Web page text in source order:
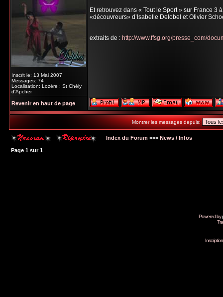
Inscrit le: 13 Mai 2007
Messages: 74
Localisation: Lozère : St Chély
d'Apcher
Et retrouvez dans « Tout le Sport » sur France 3
«découvreurs» d’Isabelle Delobel et Olivier
extraits de :http://www.ffsg.org/presse_com/
Revenir en haut de page
Montrer les messages depuis:
Index du Forum >>> News / Infos
Page 1 sur1
Powered by